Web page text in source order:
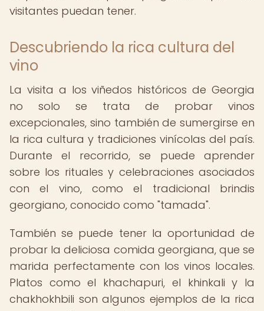
visitantes puedan tener.
Descubriendo la rica cultura del
vino
La visita a los viñedos históricos de Georgia
no solo se trata de probar vinos
excepcionales, sino también de sumergirse en
la rica cultura y tradiciones vinícolas del país.
Durante el recorrido, se puede aprender
sobre los rituales y celebraciones asociados
con el vino, como el tradicional brindis
georgiano, conocido como "tamada".
También se puede tener la oportunidad de
probar la deliciosa comida georgiana, que se
marida perfectamente con los vinos locales.
Platos como el khachapuri, el khinkali y la
chakhokhbili son algunos ejemplos de la rica